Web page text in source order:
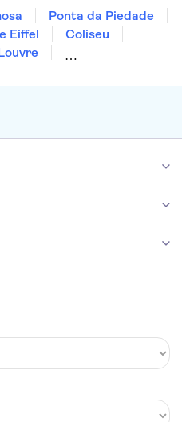
Ponta da Piedade
Eiffel
Coliseu